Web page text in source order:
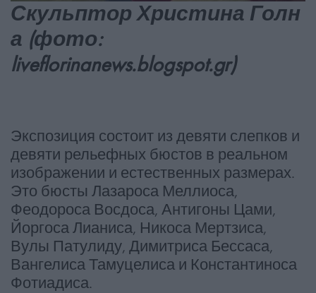
Скульптор Христина Голн
а (фото:
liveflorinanews.blogspot.gr)
Экспозиция состоит из девяти слепков и
девяти рельефных бюстов в реальном
изображении и естественных размерах.
Это бюсты Лазароса Меллиоса,
Феодороса Восдоса, Антигоны Цами,
Йоргоса Лианиса, Никоса Мертзиса,
Вулы Патулиду, Димитриса Бессаса,
Вангелиса Тамуцелиса и Константиноса
Фотиадиса.